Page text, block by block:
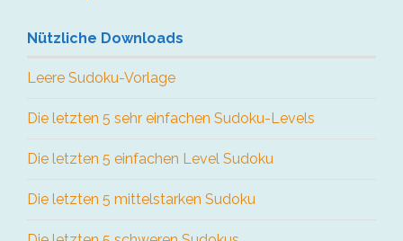
Nützliche Downloads
Leere Sudoku-Vorlage
Die letzten 5 sehr einfachen Sudoku-Levels
Die letzten 5 einfachen Level Sudoku
Die letzten 5 mittelstarken Sudoku